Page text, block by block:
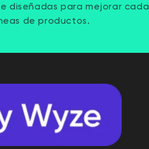
diseñadas para mejorar cada
de productos.